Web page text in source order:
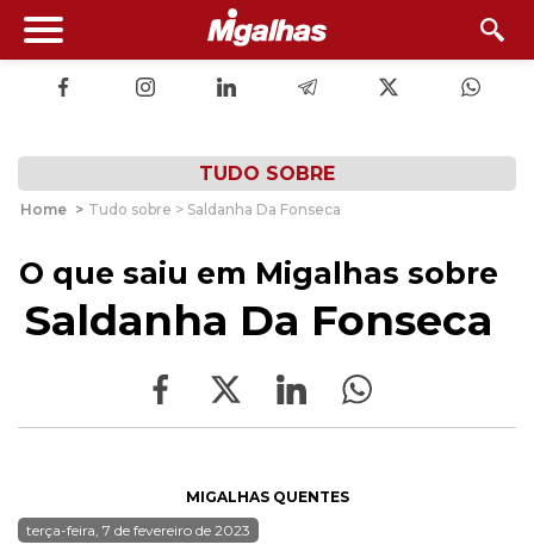
TUDO SOBRE
Home > Tudo sobre > Saldanha Da Fonseca
O que saiu em Migalhas sobre
Saldanha Da Fonseca
MIGALHAS QUENTES
terça-feira, 7 de fevereiro de 2023